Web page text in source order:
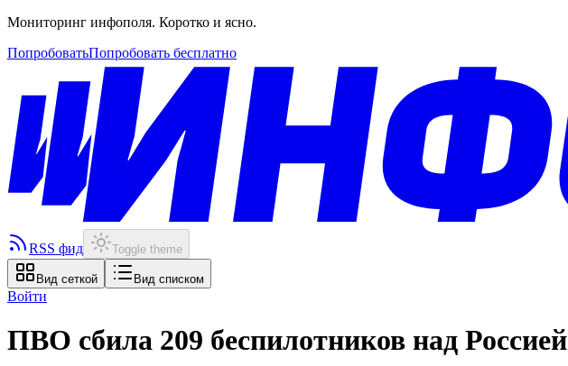
Мониторинг инфополя. Коротко и ясно.
ПопробоватьПопробовать бесплатно
RSS фид Toggle theme
Вид сеткой Вид списком
Войти
ПВО сбила 209 беспилотников над Россией